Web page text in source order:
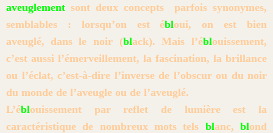
aveuglement sont deux concepts
parfois synonymes,
semblables : lorsqu’on est ébloui, on est bien
aveuglé, dans le noir (black). Mais l’éblouissement,
c’est aussi l’émerveillement, la fascination, la brillance
ou l’éclat, c’est-à-dire l’inverse de l’obscur ou du noir
du monde de l’aveugle ou de l’aveuglé.
L’éblouissement par reflet de lumière est la
caractéristique de nombreux mots tels blanc,blond